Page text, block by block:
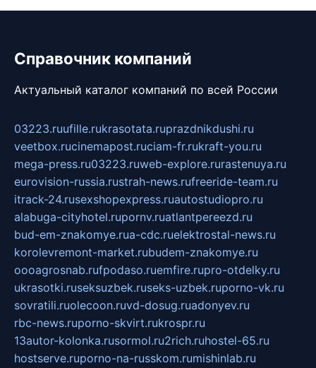
Справочник компаний
Актуальный каталог компаний по всей России
03223.ruufille.rukrasotata.ruprazdnikdushi.ru
veetbox.rucinemapost.ruciam-fr.rukraft-you.ru
mega-press.ru03223.ruweb-explore.rurastenuya.ru
eurovision-russia.rustrah-news.rufreeride-team.ru
itrack-24.rusexshopexpress.ruautostudiopro.ru
alabuga-cityhotel.rupornv.ruatlantpereezd.ru
bud-em-znakomye.rua-cdc.ruelektrostal-news.ru
korolevremont-market.rubudem-znakomye.ru
oooagrosnab.rufpodaso.ruemfire.rupro-otdelky.ru
ukrasotki.ruseksuzbek.ruseks-uzbek.ruporno-vk.ru
sovratili.ruolecoon.ruvd-dosug.ruadonyev.ru
rbc-news.ruporno-skvirt.rukrospr.ru
13autor-kolonka.rusormol.ru2rich.ruhostel-65.ru
hostserve.ruporno-na-russkom.rumishinlab.ru